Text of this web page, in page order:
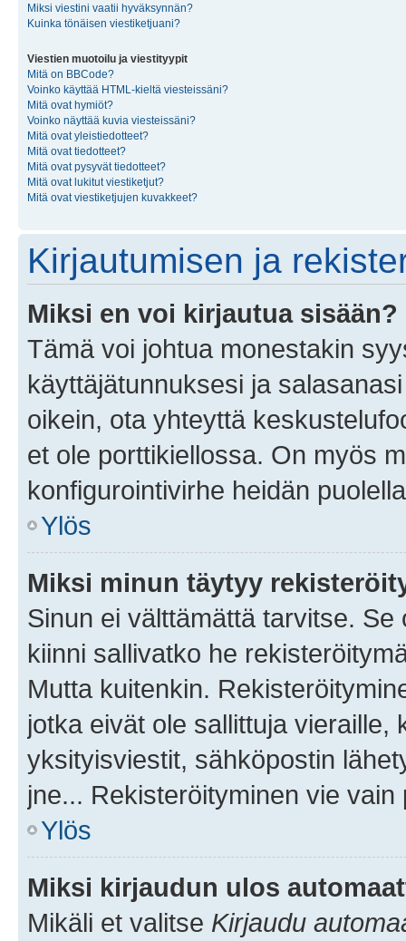
Miksi viestini vaatii hyväksynnän?
Kuinka tönäisen viestiketjuani?
Viestien muotoilu ja viestityypit
Mitä on BBCode?
Voinko käyttää HTML-kieltä viesteissäni?
Mitä ovat hymiöt?
Voinko näyttää kuvia viesteissäni?
Mitä ovat yleistiedotteet?
Mitä ovat tiedotteet?
Mitä ovat pysyvät tiedotteet?
Mitä ovat lukitut viestiketjut?
Mitä ovat viestiketjujen kuvakkeet?
Kirjautumisen ja
Miksi en voi kirjautua sisään?
Tämä voi johtua monestakin
käyttäjätunnuksesi ja
oikein, ota yhteyttä
et ole porttikiellossa. On myös
konfigurointivirhe heidän
Ylös
Miksi minun täytyy
Sinun ei välttämättä tarvitse.
kiinni sallivatko he
Mutta kuitenkin.
jotka eivät ole sallittuja vieraille,
yksityisviestit, sähköpostin
jne... Rekisteröityminen vie
Ylös
Miksi kirjaudun ulos
Mikäli et valitse Kirjaudu